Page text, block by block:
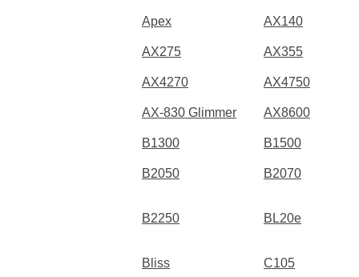
Apex AX140
AX275 AX355
AX4270 AX4750
AX-830 Glimmer AX8600
B1300 B1500
B2050 B2070
B2250 BL20e
Bliss C105